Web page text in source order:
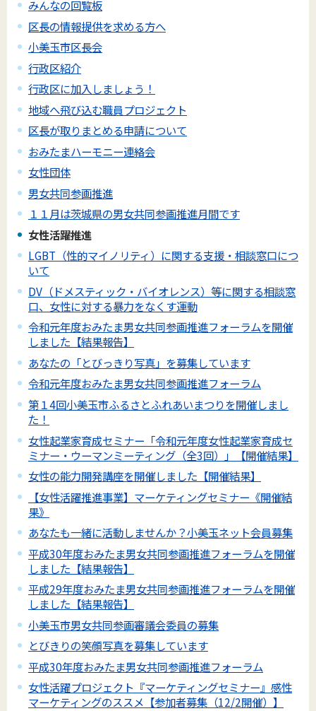
みんなの回覧板
区長の情報提供を求める方へ
小美玉市区長会
行政区紹介
行政区に加入しましょう！
地域へ飛び込む職員プロジェクト
区長が取りまとめる申請について
おみたまハーモニー連絡会
女性団体
男女共同参画推進
１１月は茨城県の男女共同参画推進月間です
女性活躍推進
LGBT（性的マイノリティ）に関する支援・相談窓口につ
いて
DV（ドメスティック・バイオレンス）等に関する相談窓
口、女性に対する暴力をなくす運動
令和元年度おみたま男女共同参画推進フォーラムを開催
しました【結果報告】
あなたの「とびっきり写真」を募集しています
令和元年度おみたま男女共同参画推進フォーラム
第１4回小美玉市ふるさとふれあいまつりを開催しまし
た！
女性起業家育成セミナー「令和元年度女性起業家育成セ
ミナー・ウーマンミーティング（全3回）」【開催結果】
女性の能力開発講座を開催しました【開催結果】
【女性活躍推進事業】マーケティングセミナー《開催結
果》
あなたも一緒に活動しませんか？小美玉ネット会員募集
平成30年度おみたま男女共同参画推進フォーラムを開催
しました【結果報告】
平成29年度おみたま男女共同参画推進フォーラムを開催
しました【結果報告】
小美玉市男女共同参画審議会委員の募集
とびきりの笑顔写真を募集しています
平成30年度おみたま男女共同参画推進フォーラム
女性活躍プロジェクト『マーケティングセミナー』感性
マーケティングのススメ【参加者募集（12/2開催）】